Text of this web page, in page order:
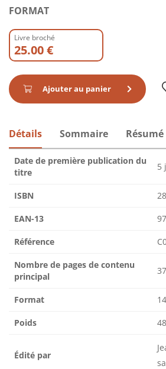
FORMAT
Livre broché
25.00 €
Ajouter au panier
Détails Sommaire Résumé
Date de première publication du
titre
5
ISBN
EAN-13
Référence
Nombre de pages de contenu
principal
Format
Poids
Édité par